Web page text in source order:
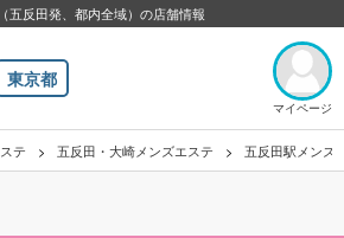
五反田発、都内全域）の店舗情報
東京都
マイページ
テ 五反田・大崎メンズエステ 五反田駅メンズ